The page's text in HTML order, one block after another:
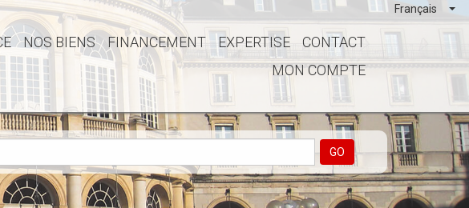
NOS BIENS FINANCEMENT EXPERTISE
CONTACT
MON COMPTE
Français
GO